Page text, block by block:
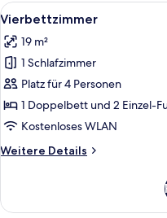
Doppelbett
Alle
Fotos
für
Vierbettzimmer
anzeigen
3
Vierbettzimmer
19 m²
1 Schlafzimmer
Platz für 4 Personen
1 Doppelbett und 2 Einzel-
Kostenloses WLAN
Weitere Details
Weitere